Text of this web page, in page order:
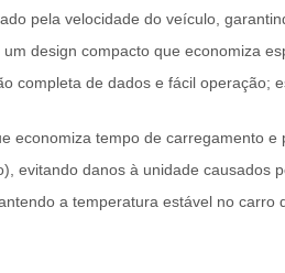
pela velocidade do veículo,
design compacto que economiza
completa de dados e fácil
tempo de carregamento
evitando danos à unidade causados
a temperatura estável no